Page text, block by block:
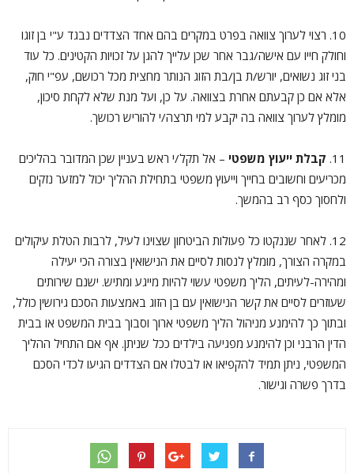
10. רצוי לערוך צוואה בפרט במקרים בהם אחד הצדדים נבגד ע"י בן זוגו
וחולק חייו עם אישה/גבר אחר שכן עלייך להגן על זכויות הקטינים. כל עוד
בני זוג נשואים, יורש/ת בן/בת הזוג הנותר מחצית מכל רכושם, עפ"י חוק,
אלא אם כן קבעתם אחרת בצוואה. על כן, ועל מנת שלא לקחת סיכון,
מומלץ לערוך צוואה בה יקבע למי תרצה/י להוריש רכושך.
11. קבלת ייעוץ משפטי – אל תקל/י ראש בעניין שכן המדובר בהליכים
מכריעים וחשובים בחייך וייעוץ משפטי בתחילת ההליך יכול למזער נזקים
ולחסוך כסף רב בהמשך.
12. לאחר שננקטו כל פעולות הביטחון שצוינו לעיל, לרבות הטלת עיקולים
במקרה הצורך, מומלץ לנסות לסיים את הנישואין בצורה הכי יעילה
ומהירה-לעיתים, הליך משפטי עשוי להיות מייגע ומתיש. ישנם שירותים
שעוזרים לסיים את קשר הנישואין עם בן הזוג באמצעות הסכם גירושין כולל,
ובתוך כך להימנע מניהול הליך משפטי ארוך וסבוך בבית המשפט או בבית
הדין הרבני וכן להימנע מפגיעה בילדים ככל שניתן. אף אם התחיל ההליך
המשפטי, ניתן תמיד להקפיאו או לבטלו אם הצדדים הגיעו לכדי הסכם
בדרך פשרה וגישור.